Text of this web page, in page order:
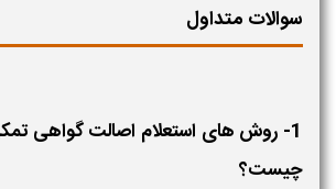
سوالات متداول
1- روش های استعلام اصالت گواهی
چیست؟